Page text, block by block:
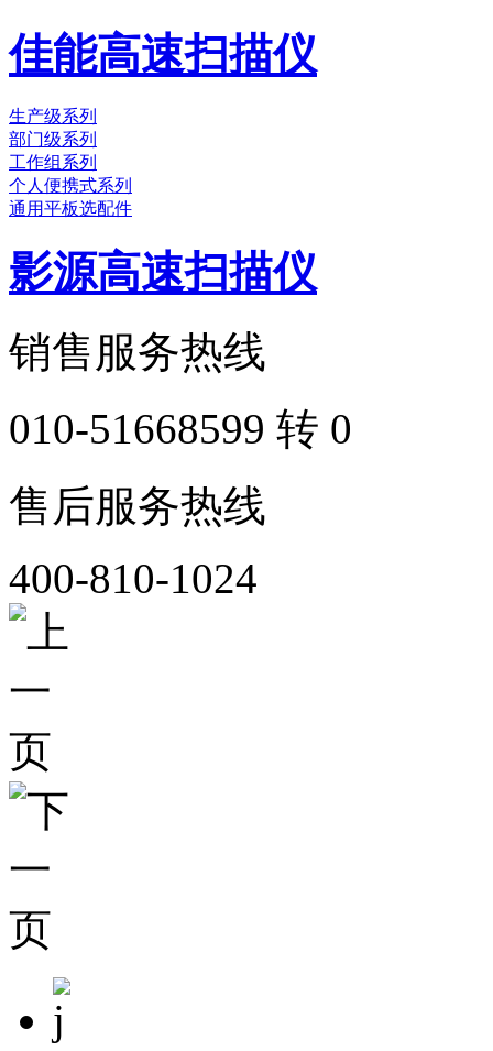
佳能高速扫描仪
生产级系列
部门级系列
工作组系列
个人便携式系列
通用平板选配件
影源高速扫描仪
销售服务热线
010-51668599 转 0
售后服务热线
400-810-1024